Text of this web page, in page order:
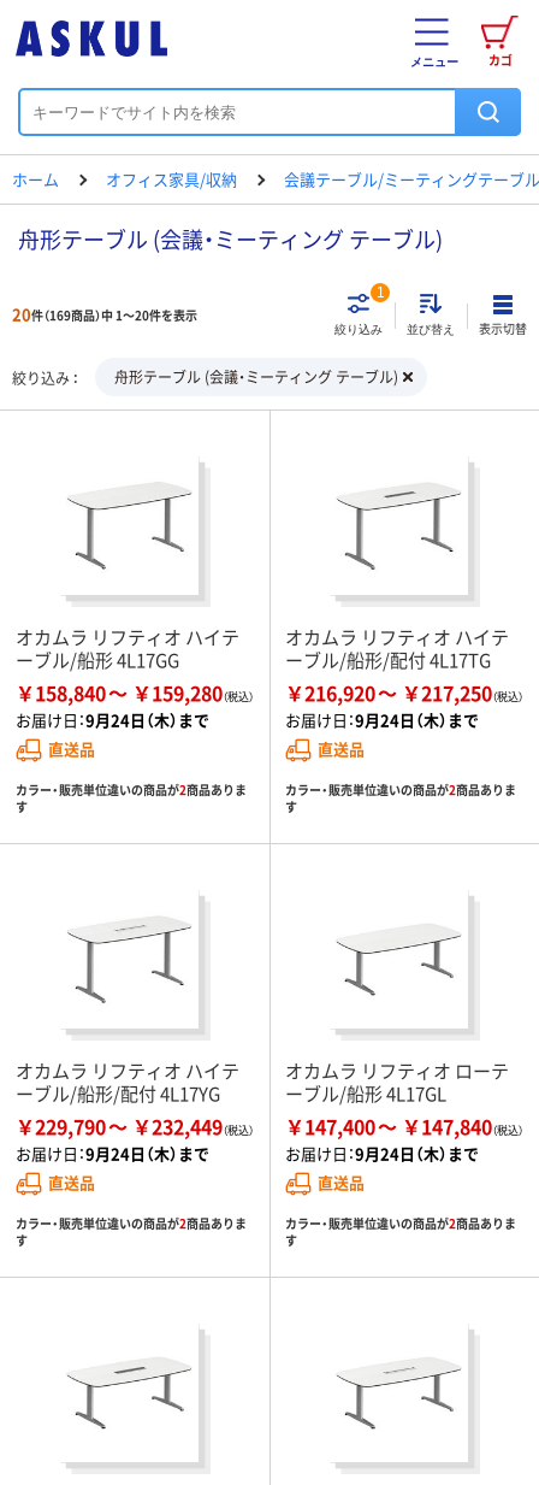
カゴ
メニュー
ホーム オフィス家具/収納 会議テーブル/ミーティングテーブル
舟形テーブル (会議・ミーティング テーブル)
20件（169商品）中 1～20件を表示
絞り込み
1
並び替え 表示切替
絞り込み 舟形テーブル (会議・ミーティング テーブル)
オカムラ リフティオ ハイテ
ーブル/船形 4L17GG
￥158,840 ￥159,280
お届け日：9月24日（木）まで
直送品
カラー・販売単位違いの商品が2商品ありま
す
オカムラ リフティオ ハイテ
ーブル/船形/配付 4L17TG
￥216,920 ￥217,250
お届け日：9月24日（木）まで
直送品
カラー・販売単位違いの商品が2商品ありま
す
オカムラ リフティオ ハイテ
ーブル/船形/配付 4L17YG
￥229,790 ￥232,449
お届け日：9月24日（木）まで
直送品
カラー・販売単位違いの商品が2商品ありま
す
オカムラ リフティオ ローテ
ーブル/船形 4L17GL
￥147,400 ￥147,840
お届け日：9月24日（木）まで
直送品
カラー・販売単位違いの商品が2商品ありま
す